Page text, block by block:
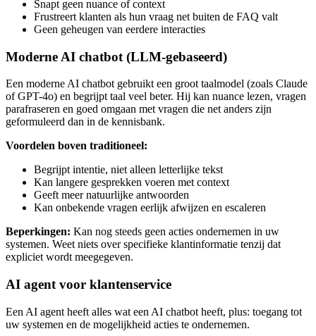
Snapt geen nuance of context
Frustreert klanten als hun vraag net buiten de FAQ valt
Geen geheugen van eerdere interacties
Moderne AI chatbot (LLM-gebaseerd)
Een moderne AI chatbot gebruikt een groot taalmodel (zoals Claude
of GPT-4o) en begrijpt taal veel beter. Hij kan nuance lezen, vragen
parafraseren en goed omgaan met vragen die net anders zijn
geformuleerd dan in de kennisbank.
Voordelen boven traditioneel:
Begrijpt intentie, niet alleen letterlijke tekst
Kan langere gesprekken voeren met context
Geeft meer natuurlijke antwoorden
Kan onbekende vragen eerlijk afwijzen en escaleren
Beperkingen: Kan nog steeds geen acties ondernemen in uw
systemen. Weet niets over specifieke klantinformatie tenzij dat
expliciet wordt meegegeven.
AI agent voor klantenservice
Een AI agent heeft alles wat een AI chatbot heeft, plus: toegang tot
uw systemen en de mogelijkheid acties te ondernemen.